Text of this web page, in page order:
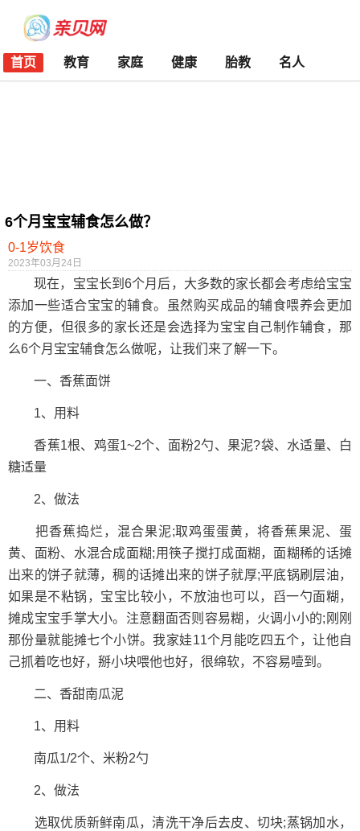
首页 教育 家庭 健康 胎教 名人
6个月宝宝辅食怎么做？
0-1岁饮食
2023年03月24日
现在，宝宝长到6个月后，大多数的家长都会考虑给宝宝
添加一些适合宝宝的辅食。虽然购买成品的辅食喂养会更加
的方便，但很多的家长还是会选择为宝宝自己制作辅食，那
么6个月宝宝辅食怎么做呢，让我们来了解一下。
一、香蕉面饼
1、用料
香蕉1根、鸡蛋1~2个、面粉2勺、果泥?袋、水适量、白
糖适量
2、做法
把香蕉捣烂，混合果泥;取鸡蛋蛋黄，将香蕉果泥、蛋
黄、面粉、水混合成面糊;用筷子搅打成面糊，面糊稀的话摊
出来的饼子就薄，稠的话摊出来的饼子就厚;平底锅刷层油，
如果是不粘锅，宝宝比较小，不放油也可以，舀一勺面糊，
摊成宝宝手掌大小。注意翻面否则容易糊，火调小小的;刚刚
那份量就能摊七个小饼。我家娃11个月能吃四五个，让他自
己抓着吃也好，掰小块喂他也好，很绵软，不容易噎到。
二、香甜南瓜泥
1、用料
南瓜1/2个、米粉2勺
2、做法
选取优质新鲜南瓜，清洗干净后去皮、切块;蒸锅加水，